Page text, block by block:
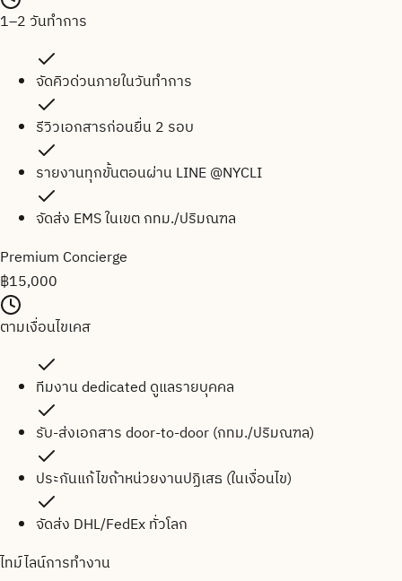
1–2 วันทำการ
จัดคิวด่วนภายในวันทำการ
รีวิวเอกสารก่อนยื่น 2 รอบ
รายงานทุกขั้นตอนผ่าน LINE @NYCLI
จัดส่ง EMS ในเขต กทม./ปริมณฑล
Premium Concierge
฿15,000
ตามเงื่อนไขเคส
ทีมงาน dedicated ดูแลรายบุคคล
รับ-ส่งเอกสาร door-to-door (กทม./ปริมณฑล)
ประกันแก้ไขถ้าหน่วยงานปฏิเสธ (ในเงื่อนไข)
จัดส่ง DHL/FedEx ทั่วโลก
ไทม์ไลน์การทำงาน